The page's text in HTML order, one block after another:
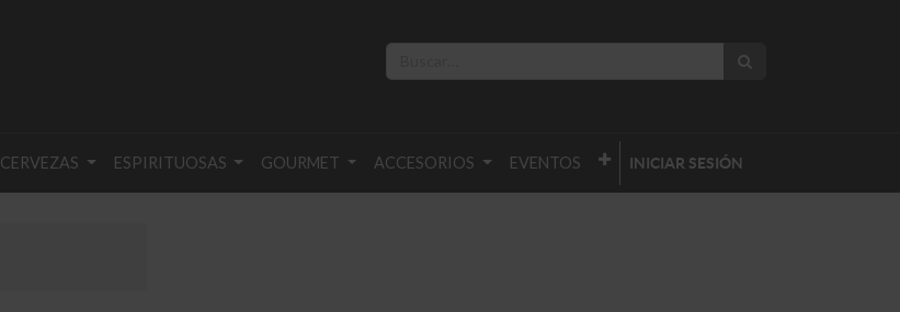
CERVEZAS ESPIRITUOSAS GOURMET ACCESORIOS EVENTOS INICIAR SESIÓN